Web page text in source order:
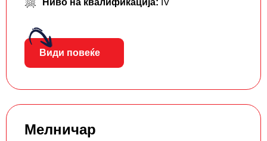
Ниво на квалификација: IV
Види повеќе
Мелничар